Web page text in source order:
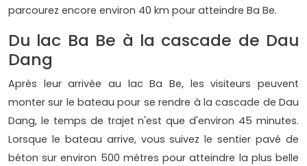
parcourez encore environ 40 km pour atteindre Ba Be.
Du lac Ba Be à la cascade de Dau
Dang
Après leur arrivée au lac Ba Be, les visiteurs peuvent
monter sur le bateau pour se rendre à la cascade de Dau
Dang, le temps de trajet n'est que d'environ 45 minutes.
Lorsque le bateau arrive, vous suivez le sentier pavé de
béton sur environ 500 mètres pour atteindre la plus belle